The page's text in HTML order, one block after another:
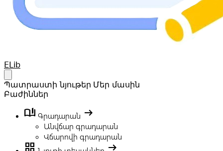
Your Company
ELib
Պատրաստի նյութեր Մեր մասին
Բաժիններ
book_ribbon Գրադարան arrow_right_alt
Անվճար գրադարան
Վճարովի գրադարան
grid_view arrow_right_alt